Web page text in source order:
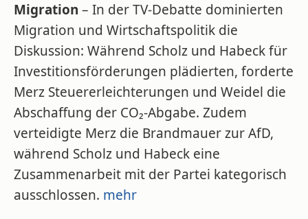
Migration – In der TV-Debatte dominierten
Migration und Wirtschaftspolitik die
Diskussion: Während Scholz und Habeck für
Investitionsförderungen plädierten, forderte
Merz Steuererleichterungen und Weidel die
Abschaffung der CO₂-Abgabe. Zudem
verteidigte Merz die Brandmauer zur AfD,
während Scholz und Habeck eine
Zusammenarbeit mit der Partei kategorisch
ausschlossen. mehr